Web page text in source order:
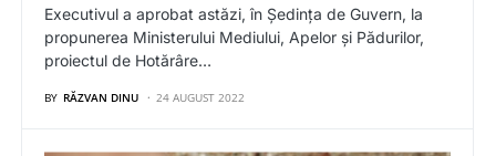
Executivul a aprobat astăzi, în Ședința de Guvern, la
propunerea Ministerului Mediului, Apelor și Pădurilor,
proiectul de Hotărâre…
BY RĂZVAN DINU 24 AUGUST 2022